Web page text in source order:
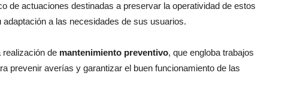
de actuaciones destinadas a preservar la operatividad de estos
a las necesidades de sus usuarios.
realización de mantenimiento preventivo, que engloba trabajos
prevenir averías y garantizar el buen funcionamiento de las